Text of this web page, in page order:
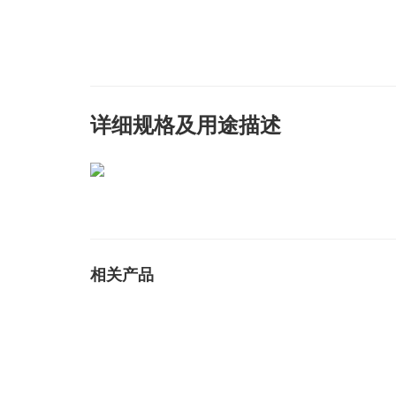
详细规格及用途描述
相关产品